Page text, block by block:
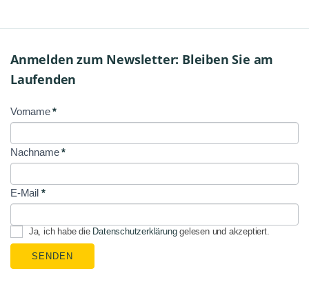
Anmelden zum Newsletter: Bleiben Sie am
Laufenden
NL
Signup
Vorname*
Nachname*
E-Mail *
Ja, ich habe die Datenschutzerklärunggelesen und akzeptiert.
SENDEN